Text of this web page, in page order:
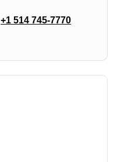
+1 514 745-7770